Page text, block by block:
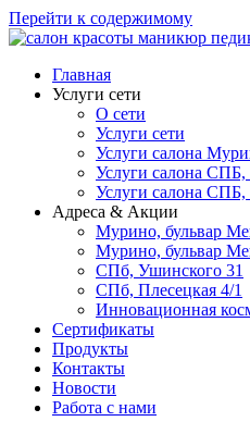
Перейти к содержимому
Главная
Услуги сети
О сети
Услуги сети
Услуги салона
Услуги салона СПБ,
Услуги салона СПБ,
Адреса & Акции
Мурино, бульвар
Мурино, бульвар
СПб, Ушинского 31
СПб, Плесецкая 4/1
Инновационная
Сертификаты
Продукты
Контакты
Новости
Работа с нами